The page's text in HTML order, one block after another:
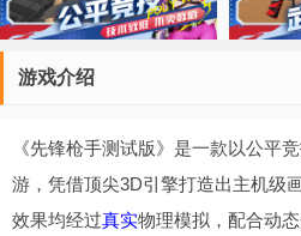
游戏介绍
《先锋枪手测试版》是一款以公平
游，凭借顶尖3D引擎打造出主机级
效果均经过真实物理模拟，配合动